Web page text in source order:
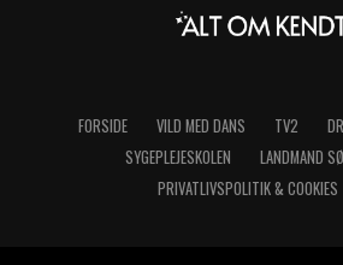
FORSIDE VILD MED DANS TV2 DR
SYGEPLEJESKOLEN
LANDMAND
PRIVATLIVSPOLITIK & COOKIES